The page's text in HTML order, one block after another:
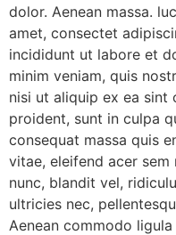
dolor. Aenean massa.
amet, consectet
incididunt ut labore et
minim veniam, quis
nisi ut aliquip ex ea
proident, sunt in culpa
consequat massa quis
vitae, eleifend acer sem
nunc, blandit vel,
ultricies nec,
Aenean commodo